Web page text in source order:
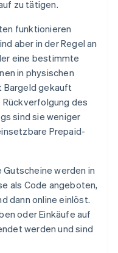
zu tätigen.
funktionieren
aber in der Regel an
eine bestimmte
in physischen
Bargeld gekauft
des
sind sie weniger
Prepaid-
Gutscheine werden in
als Code angeboten,
dann online einlöst.
oder Einkäufe auf
werden und sind